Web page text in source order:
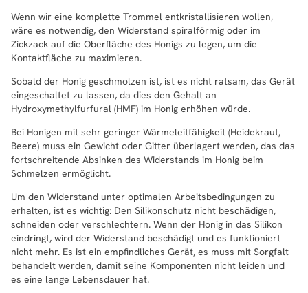
Wenn wir eine komplette Trommel entkristallisieren wollen,
wäre es notwendig, den Widerstand spiralförmig oder im
Zickzack auf die Oberfläche des Honigs zu legen, um die
Kontaktfläche zu maximieren.
Sobald der Honig geschmolzen ist, ist es nicht ratsam, das Gerät
eingeschaltet zu lassen, da dies den Gehalt an
Hydroxymethylfurfural (HMF) im Honig erhöhen würde.
Bei Honigen mit sehr geringer Wärmeleitfähigkeit (Heidekraut,
Beere) muss ein Gewicht oder Gitter überlagert werden, das das
fortschreitende Absinken des Widerstands im Honig beim
Schmelzen ermöglicht.
Um den Widerstand unter optimalen Arbeitsbedingungen zu
erhalten, ist es wichtig: Den Silikonschutz nicht beschädigen,
schneiden oder verschlechtern. Wenn der Honig in das Silikon
eindringt, wird der Widerstand beschädigt und es funktioniert
nicht mehr. Es ist ein empfindliches Gerät, es muss mit Sorgfalt
behandelt werden, damit seine Komponenten nicht leiden und
es eine lange Lebensdauer hat.